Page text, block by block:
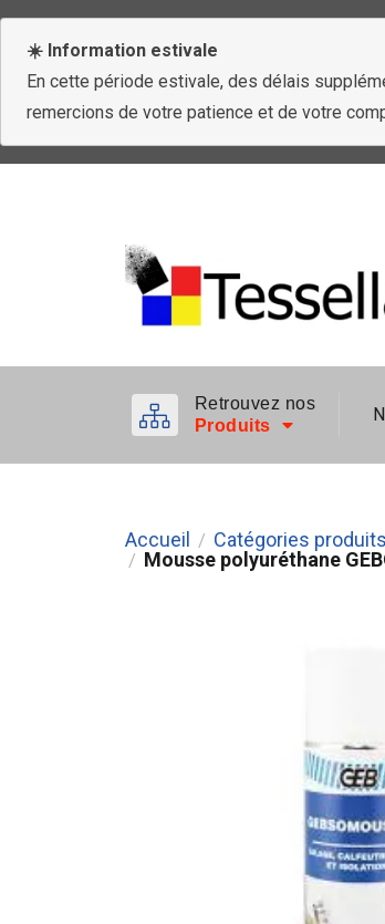
☀️ Information estivale
En cette période estivale, des délais
remercions de votre patience et de votre
Retrouvez nos
Produits
Accueil / Catégories produits
/ Mousse polyuréthane